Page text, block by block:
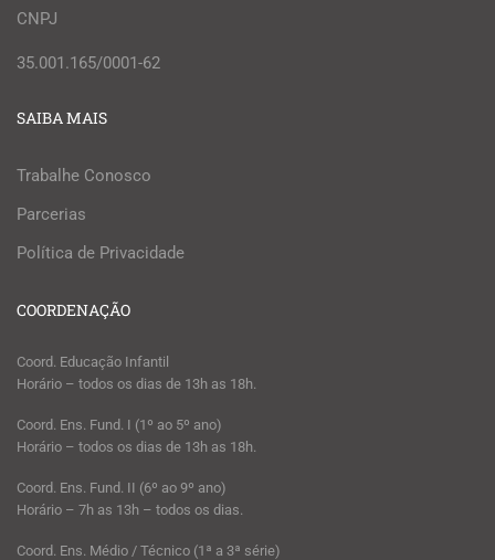
CNPJ
35.001.165/0001-62
SAIBA MAIS
Trabalhe Conosco
Parcerias
Política de Privacidade
COORDENAÇÃO
Coord. Educação Infantil
Horário – todos os dias de 13h as 18h.
Coord. Ens. Fund. I (1º ao 5º ano)
Horário – todos os dias de 13h as 18h.
Coord. Ens. Fund. II (6º ao 9º ano)
Horário – 7h as 13h – todos os dias.
Coord. Ens. Médio / Técnico (1ª a 3ª série)